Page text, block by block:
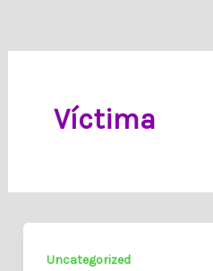
Víctima
Uncategorized